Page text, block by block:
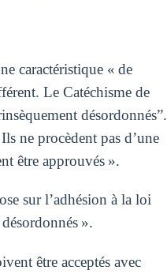
caractéristique « de
Le Catéchisme de
désordonnés”.
ne procèdent pas d’une
être approuvés ».
sur l’adhésion à la loi
».
être acceptés avec